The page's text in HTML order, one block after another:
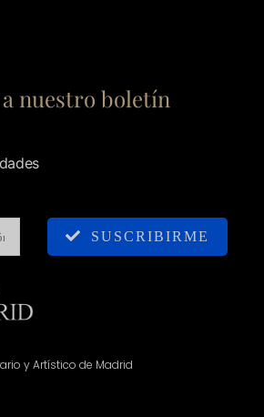
nuestro boletín
SUSCRIBIRME
y Artístico de Madrid